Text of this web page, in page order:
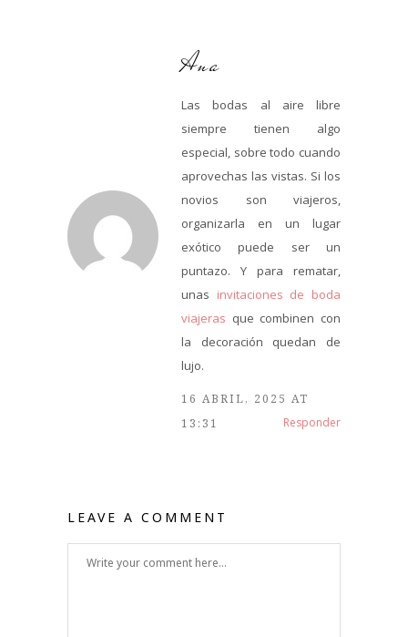
Ana
Las bodas al aire libre
siempre tienen algo
especial, sobre todo cuando
aprovechas las vistas. Si los
novios son viajeros,
organizarla en un lugar
exótico puede ser un
puntazo. Y para rematar,
unas invitaciones de boda
viajeras que combinen con
la decoración quedan de
lujo.
16 ABRIL, 2025 AT
13:31
Responder
LEAVE A COMMENT